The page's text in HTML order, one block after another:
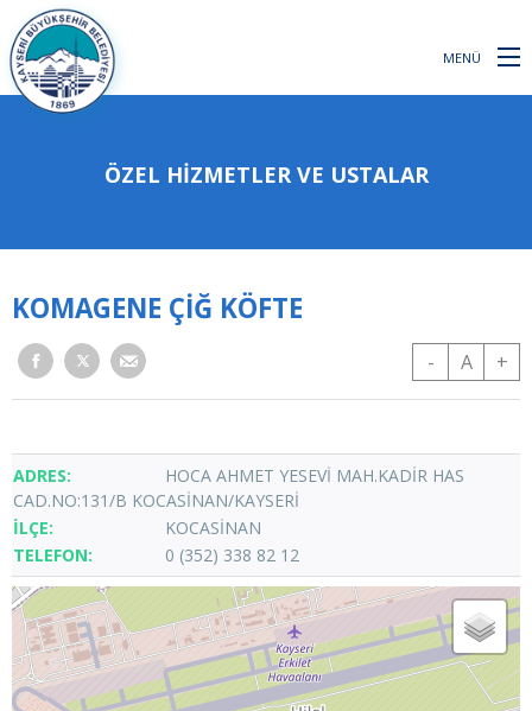
MENÜ
ÖZEL HİZMETLER VE USTALAR
KOMAGENE ÇİĞ KÖFTE
- A +
HOCA AHMET YESEVİ MAH.KADİR HAS
CAD.NO:131/B KOCASİNAN/KAYSERİ
KOCASİNAN
0 (352) 338 82 12